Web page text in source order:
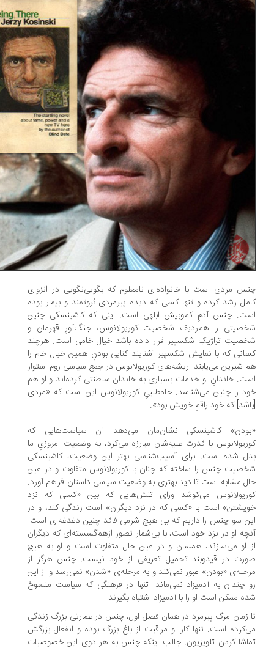
مردی است با خانواده‌‌ای نامعلوم که بگویی‌‌نگویی در انزوای
رشد کرده و تنها کسی که دیده پیرمردی ثروتمند و بیمار بوده
چنس آدمِ کم‌‌وبیش ابلهی است. اینی که کاشینسکی چنین
را هم‌‌ردیف شخصیت کوریولانوس، جنگ‌‌آورِ قهرمان و
تراژیکِ شکسپیر قرار داده باشد خیال خامی است. هرچند
که با نمایش شکسپیر آشنایند کنایی بودنِ همین خیال خام را
شیرین می‌‌یابند. ریشه‌‌های کوریولانوس در جمع سیاسی روم استوار
خاندانِ او خدمات بسیاری به خاندان سلطنتی کرده‌‌اند و او هم
را چنین می‌‌شناسد. جاه‌‌طلبیِ کوریولانوس این است که «مردی
که خود راقمِ خویش بود».
کاشینسکی نشان‌‌مان می‌‌دهد آن سیاست‌‌هایی که
با قدرت علیه‌‌شان مبارزه می‌‌کرد، به وضعیت امروزیِ ما
شده است. برای آسیب‌‌شناسی بهتر این وضعیت، کاشینسکی
چنس را ساخته که چنان با کوریولانوس متفاوت و در عین
مشابه است تا دید بهتری به وضعیت سیاسی داستان فراهم آورد.
می‌‌کوشد ورای تنش‌‌هایی که بین «کسی که نزد
است با «کسی که در نزد دیگران» است زندگی کند، و در
سو چنس را داریم که بی هیچ شرمی فاقد چنین دغدغه‌‌ای است.
او در نزد خود است، با بی‌‌شمار تصور ازهم‌‌گسسته‌‌ای که دیگران
او می‌‌سازند، همسان و در عین حال متفاوت است و او به هیچ
در قیدوبند تحمیل تعریفی از خود نیست. چنس هرگز از
«بودن» عبور نمی‌‌کند و به مرحله‌‌ی «شدن» نمی‌‌رسد و از این
چندان به آدمیزاد نمی‌‌ماند. تنها در فرهنگی که سیاست منسوخ
ممکن است او را با آدمیزاد اشتباه بگیرند.
زمان مرگ پیرمرد در همان فصل اول، چنس در عمارتی بزرگ زندگی
است. تنها کار او مراقبت از باغ بزرگ بوده و انفعال بزرگش
کردنِ تلویزیون. جالب اینکه چنس به هر دوی این خصوصیات